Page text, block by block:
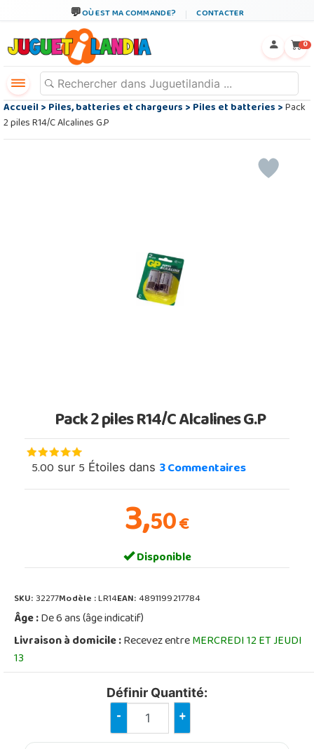
OÙ EST MA COMMANDE? CONTACTER
0
Accueil>Piles, batteries et chargeurs>Piles et batteries>Pack
2 piles R14/C Alcalines G.P
Pack 2 piles R14/C Alcalines G.P
5.00 sur 5 Étoiles dans 3Commentaires
3,50€
Disponible
SKU:32277Modèle :LR14EAN:4891199217784
Âge :De 6 ans (âge indicatif)
Livraison à domicile :Recevez entreMERCREDI 12 ET JEUDI
13
Définir Quantité:
- +